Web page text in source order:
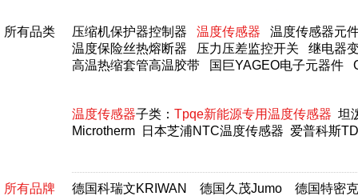
所有品类 压缩机保护器控制器 温度传感器
温度传感器元
温度保险丝热熔断器
压力压差监控开关
继电器
高温热缩套管高温胶带
国巨YAGEO电子元器件
温度传感器子类： Tpqe新能源专用温度传感器 坦
Microtherm
日本芝浦NTC温度传感器 爱普科斯
所有品牌 德国科瑞文KRIWAN 德国久茂Jumo
德国特密